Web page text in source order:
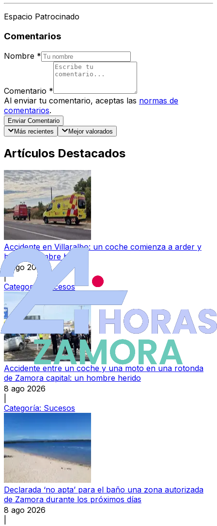
Espacio Patrocinado
Comentarios
Nombre *
Comentario *
Al enviar tu comentario, aceptas las normas de
comentarios.
Enviar Comentario
Más recientes
Mejor valorados
Artículos Destacados
Accidente en Villaralbo: un coche comienza a arder y
hay un hombre herido
8 ago 2026
|
Categoría:
Sucesos
Accidente entre un coche y una moto en una rotonda
de Zamora capital: un hombre herido
8 ago 2026
Categoría: Sucesos
Declarada ‘no apta’ para el baño una zona autorizada
de Zamora durante los próximos días
8 ago 2026